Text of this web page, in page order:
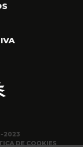
2023
DE COOKIES